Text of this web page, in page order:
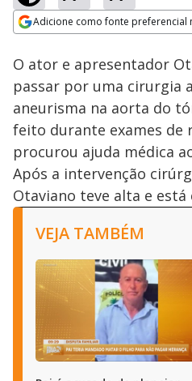
Adicione como fonte preferencial
Ativar
O ator e apresentador
passar por uma cirurgia
aneurisma na aorta do
feito durante exames de
procurou ajuda médica
Após a intervenção
Otaviano teve alta e está
VEJA TAMBÉM